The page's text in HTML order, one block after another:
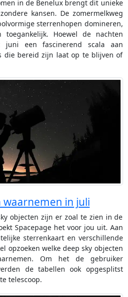
in de Benelux brengt dit unieke
kansen. De zomermelkweg
sterrenhopen domineren,
toegankelijk. Hoewel de nachten
een fascinerend scala aan
die bereid zijn laat op te blijven of
waarnemen in juli
objecten zijn er zoal te zien in de
Spacepage het voor jou uit. Aan
sterrenkaart en verschillende
opzoeken welke deep sky objecten
Om het de gebruiker
de tabellen ook opgesplitst
telescoop.